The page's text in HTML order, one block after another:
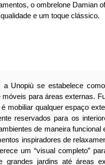
o ombrelone Damian
e um toque clássico.
Unopiù se estabelece
para áreas externas.
mobiliar qualquer espaço
reservados para os
de maneira funcional
inspiradores de
um “visual completo”
grandes jardins até áreas